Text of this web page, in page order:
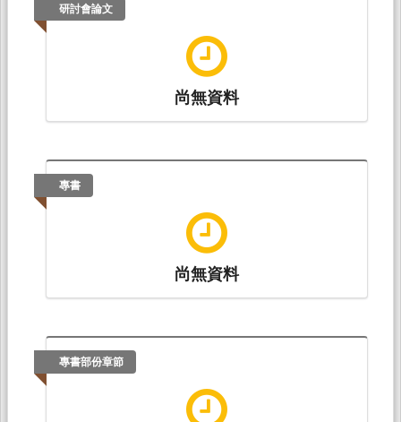
研討會論文
尚無資料
專書
尚無資料
專書部份章節